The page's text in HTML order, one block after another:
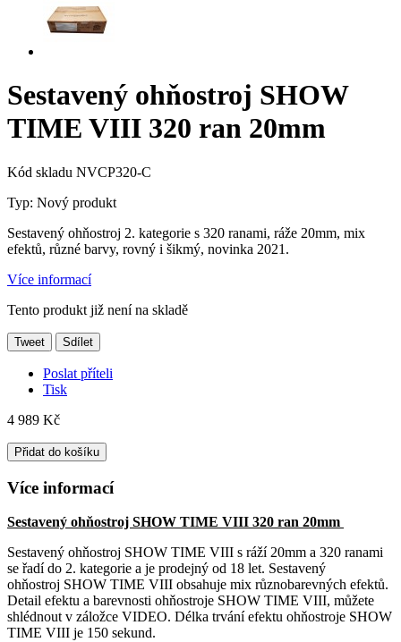
Sestavený ohňostroj SHOW
TIME VIII 320 ran 20mm
Kód skladu NVCP320-C
Typ: Nový produkt
Sestavený ohňostroj 2. kategorie s 320 ranami, ráže 20mm, mix
efektů, různé barvy, rovný i šikmý, novinka 2021.
Více informací
Tento produkt již není na skladě
Tweet Sdílet
Poslat příteli
Tisk
4 989 Kč
Přidat do košíku
Více informací
Sestavený ohňostroj SHOW TIME VIII 320 ran 20mm
Sestavený ohňostroj SHOW TIME VIII s ráží 20mm a 320 ranami
se řadí do 2. kategorie a je prodejný od 18 let. Sestavený
ohňostroj SHOW TIME VIII obsahuje mix různobarevných efektů.
Detail efektu a barevnosti ohňostroje SHOW TIME VIII, můžete
shlédnout v záložce VIDEO. Délka trvání efektu ohňostroje SHOW
TIME VIII je 150 sekund.